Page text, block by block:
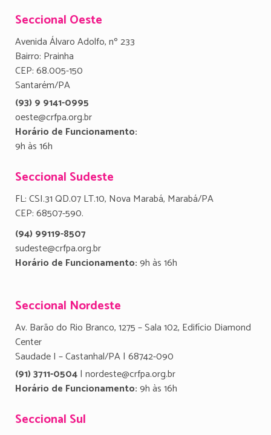
Seccional Oeste
Avenida Álvaro Adolfo, nº 233
Bairro: Prainha
CEP: 68.005-150
Santarém/PA
(93) 9 9141-0995
oeste@crfpa.org.br
Horário de Funcionamento:
9h às 16h
Seccional Sudeste
FL: CSI.31 QD.07 LT.10, Nova Marabá, Marabá/PA
CEP: 68507-590.
(94) 99119-8507
sudeste@crfpa.org.br
Horário de Funcionamento:9h às 16h
Seccional Nordeste
Av. Barão do Rio Branco, 1275 – Sala 102, Edifício Diamond
Center
Saudade I – Castanhal/PA | 68742-090
(91) 3711-0504| nordeste@crfpa.org.br
Horário de Funcionamento:9h às 16h
Seccional Sul